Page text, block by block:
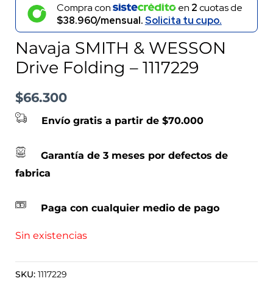
Compra con en 2cuotas de
$38.960/mensual.Solicita tu cupo.
Navaja SMITH & WESSON
Drive Folding – 1117229
$66.300
Envío gratis a partir de $70.000
Garantía de 3 meses por defectos de
fabrica
Paga con cualquier medio de pago
Sin existencias
SKU: 1117229